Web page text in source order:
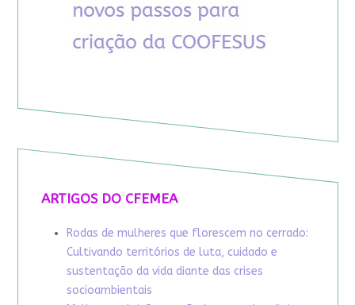
ARTIGOS DO CFEMEA
Rodas de mulheres que florescem no cerrado:
Cultivando territórios de luta, cuidado e
sustentação da vida diante das crises
socioambientais